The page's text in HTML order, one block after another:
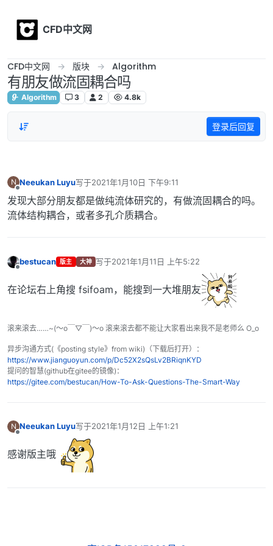
CFD中文网
CFD中文网 版块 Algorithm
有朋友做流固耦合吗
Algorithm 3 2 4.8k
登录后回复
N
离线
Neeukan Luyu写于2021年1月10日 下午9:11
最后由 编辑
发现大部分朋友都是做纯流体研究的，有做流固耦合的吗。
流体结构耦合，或者多孔介质耦合。
bestucan 版主 大神 写于2021年1月11日 上午5:22
最后由 编辑
在论坛右上角搜 fsifoam，能搜到一大堆朋友
滚来滚去……~(～o￣▽￣)～o 滚来滚去都不能让大家看出来我不是老师么 O_o
异步沟通方式(《posting style》from wiki)（下载后打开）：
https://www.jianguoyun.com/p/Dc52X2sQsLv2BRiqnKYD
提问的智慧(github在gitee的镜像)：
https://gitee.com/bestucan/How-To-Ask-Questions-The-Smart-Way
N Neeukan Luyu写于2021年1月12日 上午1:21
最后由 编辑
感谢版主哦